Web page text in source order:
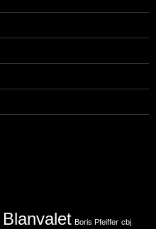
Blanvalet Boris Pfeiffer cbj